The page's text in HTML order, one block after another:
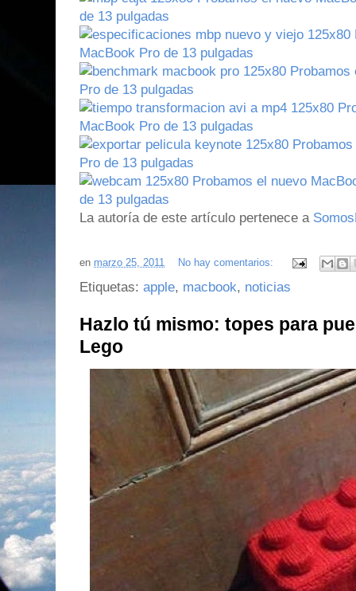
La autoría de este artículo pertenece a
en marzo 25, 2011 No hay comentarios:
Etiquetas: apple, macbook, noticias
Hazlo tú mismo: topes para
Lego